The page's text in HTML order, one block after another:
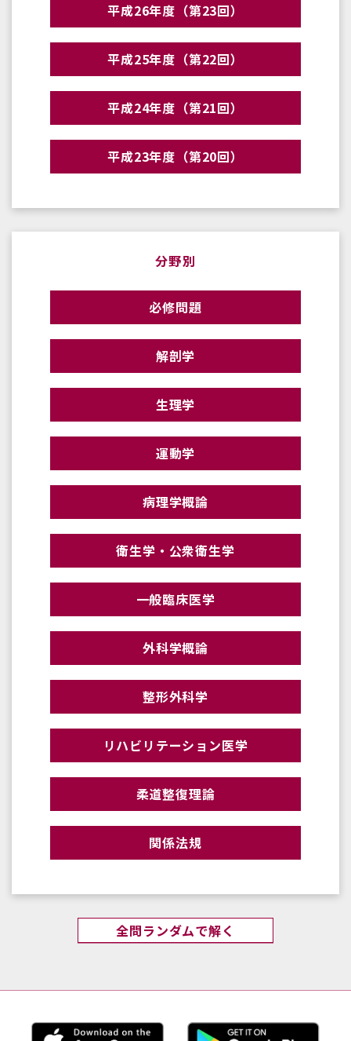
平成26年度（第23回）
平成25年度（第22回）
平成24年度（第21回）
平成23年度（第20回）
分野別
必修問題
解剖学
生理学
運動学
病理学概論
衛生学・公衆衛生学
一般臨床医学
外科学概論
整形外科学
リハビリテーション医学
柔道整復理論
関係法規
全問ランダムで解く